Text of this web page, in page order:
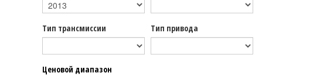
Тип трансмиссии Тип привода
Ценовой диапазон